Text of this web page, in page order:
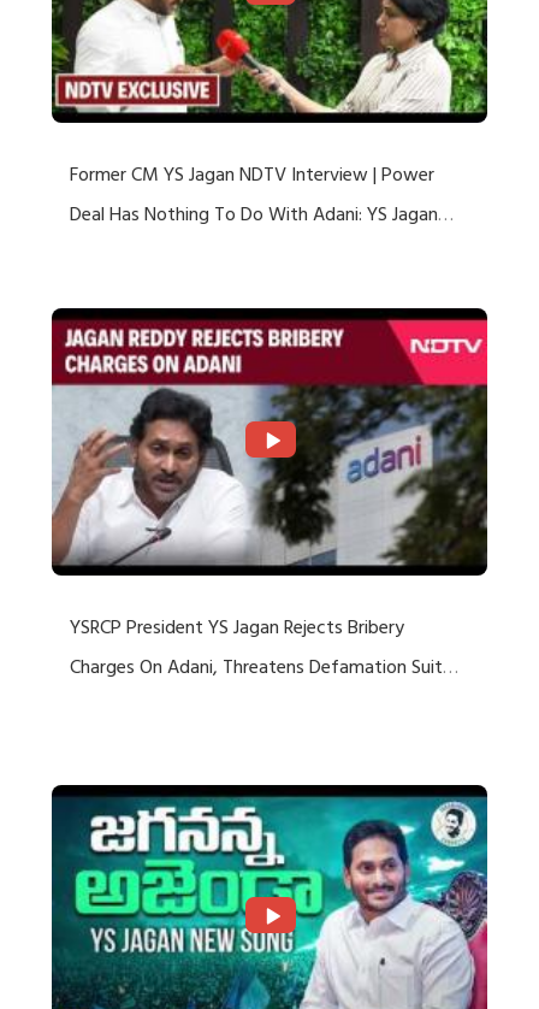
Former CM YS Jagan NDTV Interview | Power
Deal Has Nothing To Do With Adani: YS Jagan
YSRCP President YS Jagan Rejects Bribery
Charges On Adani, Threatens Defamation Suit